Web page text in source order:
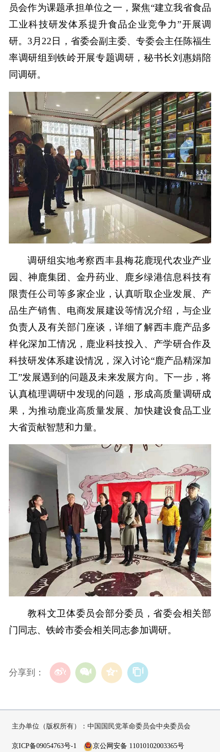
员会作为课题承担单位之一，聚焦“建立我省食品
工业科技研发体系提升食品企业竞争力”开展调
研。3月22日，省委会副主委、专委会主任陈福生
率调研组到铁岭开展专题调研，秘书长刘惠娟陪
同调研。
调研组实地考察西丰县梅花鹿现代农业产业
园、神鹿集团、金丹药业、鹿乡绿港信息科技有
限责任公司等多家企业，认真听取企业发展、产
品生产销售、电商发展建设等情况介绍，与企业
负责人及有关部门座谈，详细了解西丰鹿产品多
样化深加工情况，鹿业科技投入、产学研合作及
科技研发体系建设情况，深入讨论“鹿产品精深加
工”发展遇到的问题及未来发展方向。下一步，将
认真梳理调研中发现的问题，形成高质量调研成
果，为推动鹿业高质量发展、加快建设食品工业
大省贡献智慧和力量。
教科文卫体委员会部分委员，省委会相关部
门同志、铁岭市委会相关同志参加调研。
分享到：
主办单位（版权所有）：中国国民党革命委员会中央委员会
京ICP备09054763号-1 京公网安备 11010102003365号